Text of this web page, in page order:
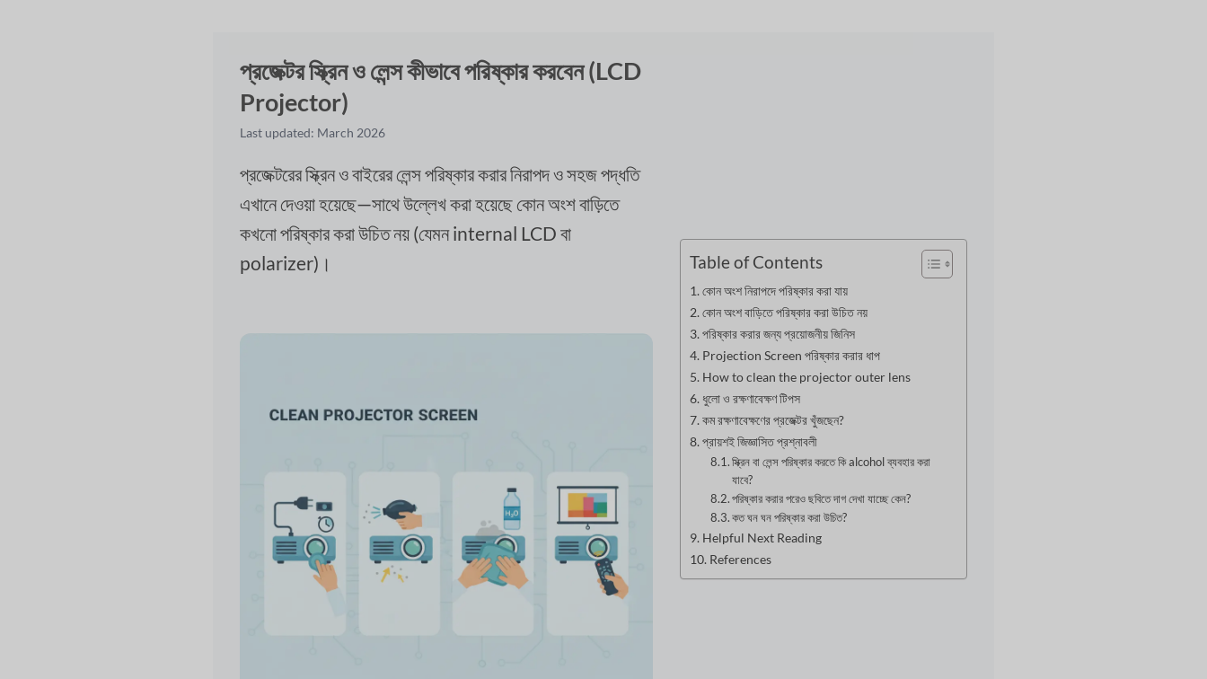
প্রজেক্টর স্ক্রিন ও লেন্স কীভাবে পরিষ্কার করবেন (LCD
Projector)
Last updated: March 2026
প্রজেক্টরের স্ক্রিন ও বাইরের লেন্স পরিষ্কার করার নিরাপদ ও সহজ পদ্ধতি
এখানে দেওয়া হয়েছে—সাথে উল্লেখ করা হয়েছে কোন অংশ বাড়িতে
কখনো পরিষ্কার করা উচিত নয় (যেমন internal LCD বা
polarizer)।
Table of Contents
কোন অংশ নিরাপদে পরিষ্কার করা যায়
কোন অংশ বাড়িতে পরিষ্কার করা উচিত নয়
পরিষ্কার করার জন্য প্রয়োজনীয় জিনিস
Projection Screen পরিষ্কার করার ধাপ
How to clean the projector outer lens
ধুলো ও রক্ষণাবেক্ষণ টিপস
কম রক্ষণাবেক্ষণের প্রজেক্টর খুঁজছেন?
প্রায়শই জিজ্ঞাসিত প্রশ্নাবলী
স্ক্রিন বা লেন্স পরিষ্কার করতে কি alcohol ব্যবহার করা
যাবে?
পরিষ্কার করার পরেও ছবিতে দাগ দেখা যাচ্ছে কেন?
কত ঘন ঘন পরিষ্কার করা উচিত?
Helpful Next Reading
References